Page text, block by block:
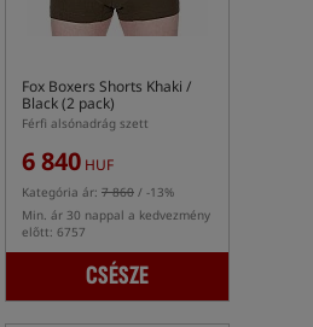
Fox Boxers Shorts Khaki /
Black (2 pack)
Férfi alsónadrág szett
6 840 HUF
Kategória ár: 7 860 / -13%
Min. ár 30 nappal a kedvezmény
előtt: 6757
CSÉSZE